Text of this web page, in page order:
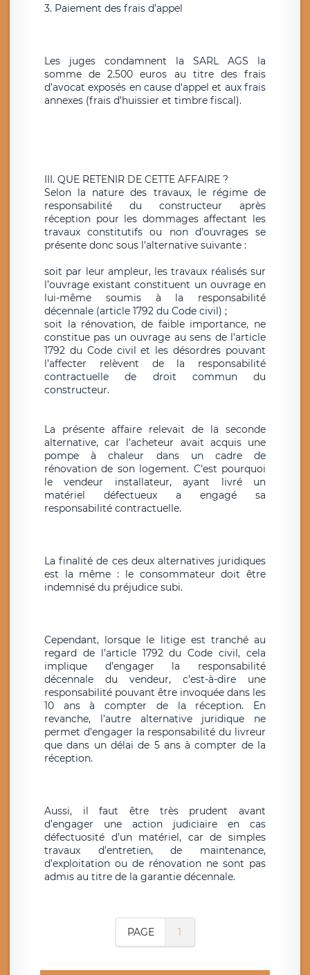
3. Paiement des frais d’appel
Les juges condamnent la SARL AGS la
somme de 2.500 euros au titre des frais
d’avocat exposés en cause d'appel et aux frais
annexes (frais d’huissier et timbre fiscal).
III. QUE RETENIR DE CETTE AFFAIRE ?
Selon la nature des travaux, le régime de
responsabilité du constructeur après
réception pour les dommages affectant les
travaux constitutifs ou non d’ouvrages se
présente donc sous l’alternative suivante :
soit par leur ampleur, les travaux réalisés sur
l’ouvrage existant constituent un ouvrage en
lui-même soumis à la responsabilité
décennale (article 1792 du Code civil) ;
soit la rénovation, de faible importance, ne
constitue pas un ouvrage au sens de l’article
1792 du Code civil et les désordres pouvant
l’affecter relèvent de la responsabilité
contractuelle de droit commun du
constructeur.
La présente affaire relevait de la seconde
alternative, car l’acheteur avait acquis une
pompe à chaleur dans un cadre de
rénovation de son logement. C’est pourquoi
le vendeur installateur, ayant livré un
matériel défectueux a engagé sa
responsabilité contractuelle.
La finalité de ces deux alternatives juridiques
est la même : le consommateur doit être
indemnisé du préjudice subi.
Cependant, lorsque le litige est tranché au
regard de l’article 1792 du Code civil, cela
implique d’engager la responsabilité
décennale du vendeur, c’est-à-dire une
responsabilité pouvant être invoquée dans les
10 ans à compter de la réception. En
revanche, l’autre alternative juridique ne
permet d’engager la responsabilité du livreur
que dans un délai de 5 ans à compter de la
réception.
Aussi, il faut être très prudent avant
d’engager une action judiciaire en cas
défectuosité d’un matériel, car de simples
travaux d’entretien, de maintenance,
d’exploitation ou de rénovation ne sont pas
admis au titre de la garantie décennale.
PAGE 1